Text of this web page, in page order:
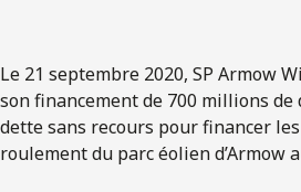
Le 21 septembre 2020, SP Armow
son financement de 700 millions
dette sans recours pour financer
roulement du parc éolien d’Armow